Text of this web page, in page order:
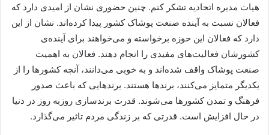
هیات مدیره اتحادیه تشکر کنم. چنین حضوری نشان از امیدی دارد که
فعالان نسبت به آینده صنعت پوشاک کشور پیدا کرده‌اند. نشان از این
دارد که فعالان این حوزه برخواسته و می‌خواهند برای آیند‌ه‌ی
کشورشان فعالیت‌های مفیدی را انجام دهند. فعالان به اهمیت
صنعت پوشاک واقف شده‌اند و به خوبی می‌دانند، آنچه کشورها را از
یکدیگر متمایز می‌کنند، برندها هستند. برندهایی که باعث صدور
فرهنگ و تمدن کشورها می‌شوند. قدرت برندسازی روزبه روز در دنیا
در حال افزایش است. قدرتی که بر زندگی مردم تاثیر می‌گذارد.